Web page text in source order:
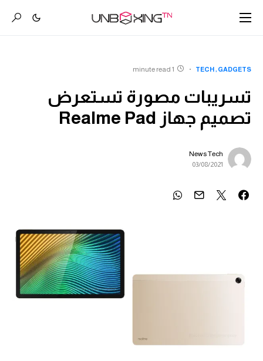
GADGETS
TECH
1 minute read
تسريبات مصورة تستعرض
تصميم جهاز Realme Pad
News Tech
03/08/2021